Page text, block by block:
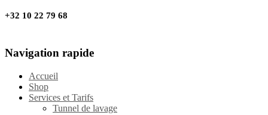
+32 10 22 79 68
Navigation rapide
Accueil
Shop
Services et Tarifs
Tunnel de lavage